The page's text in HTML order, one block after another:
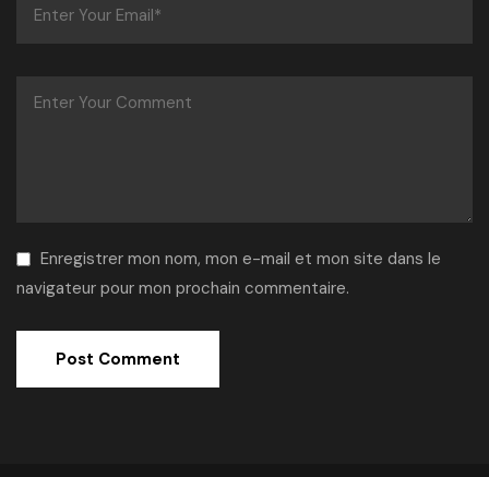
Enregistrer mon nom, mon e-mail et mon site dans le
navigateur pour mon prochain commentaire.